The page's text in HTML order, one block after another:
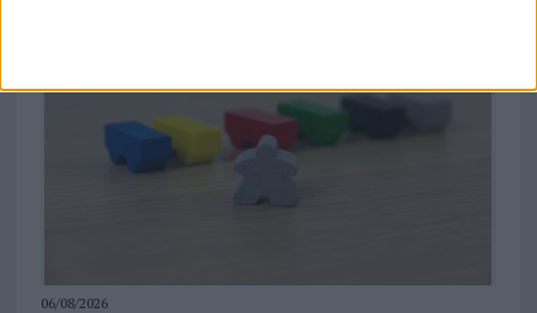
06/08/2026